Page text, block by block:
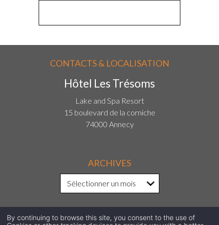
CONTACTS & LOCALISATION
Hôtel Les Trésoms
Lake and Spa Resort
15 boulevard de la corniche
74000 Annecy
ARCHIVES
By continuing to browse this site, you consent to the use of